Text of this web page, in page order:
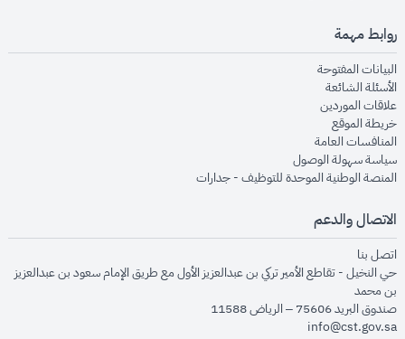
روابط مهمة
البيانات المفتوحةopens in new window
الأسئلة الشائعةopens in new window
علاقات الموردينopens in new window
خريطة الموقعopens in new window
المنافسات العامةopens in new window
سياسة سهولة الوصولopens in new window
المنصة الوطنية الموحدة للتوظيف - جداراتopens in new window
الاتصال والدعم
اتصل بنا
حي النخيل - تقاطع الأمير تركي بن عبدالعزيز الأول مع طريق الإمام سعود بن عبدالعزيز
بن محمد
صندوق البريد 75606 – الرياض 11588
info@cst.gov.sa